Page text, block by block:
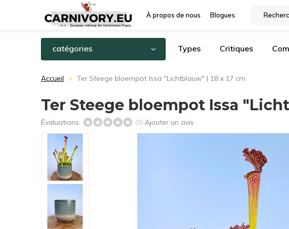
À propos de nous Blogues
catégories Types Critiques
Accueil Ter Steege bloempot Issa "Lichtblauw" | 18 x 17 cm
Ter Steege bloempot Issa
Évaluations: (0) Ajouter un avis